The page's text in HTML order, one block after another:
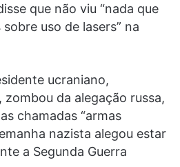
que não viu “nada que
uso de lasers” na
ucraniano,
da alegação russa,
chamadas “armas
nazista alegou estar
a Segunda Guerra